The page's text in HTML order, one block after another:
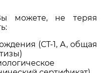
можете, не теряя
(СТ-1, А, общая